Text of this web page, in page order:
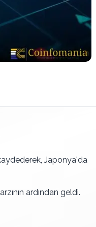
Japonya'da
ardından geldi.